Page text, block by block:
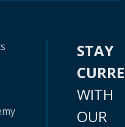
STAY
WITH
OUR